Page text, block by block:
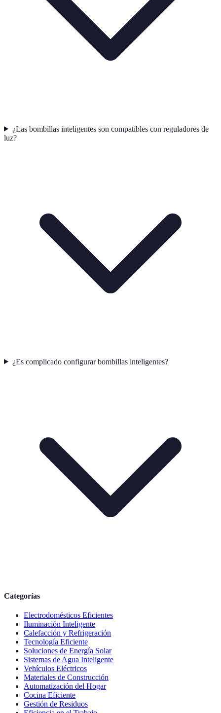
¿Las bombillas inteligentes son compatibles con reguladores de
luz?
¿Es complicado configurar bombillas inteligentes?
Categorías
Electrodomésticos Eficientes
Iluminación Inteligente
Calefacción y Refrigeración
Tecnología Eficiente
Soluciones de Energía Solar
Sistemas de Agua Inteligente
Vehículos Eléctricos
Materiales de Construcción
Automatización del Hogar
Cocina Eficiente
Gestión de Residuos